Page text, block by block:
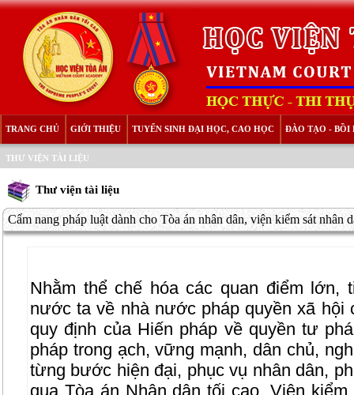
TRANG CHỦ GIỚI THIỆU TUYỂN SINH ĐẠI HỌC, CAO HỌC ĐÀO TẠO - BỒI
THƯ VIỆN TÀI LIỆU
Thư viện tài liệu
Cẩm nang pháp luật dành cho Tòa án nhân dân, viện kiểm sát nhân
Nhằm thể chế hóa các quan điểm lớn,
nước ta về nhà nước pháp quyền xã hội
quy định của Hiến pháp về quyền tư
pháp trong ạch, vững mạnh, dân chủ,
từng bước hiện đại, phục vụ nhân dân,
qua Tòa án Nhân dân tối cao, Viện